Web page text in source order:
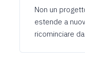
Non un
estende a
ricominciare